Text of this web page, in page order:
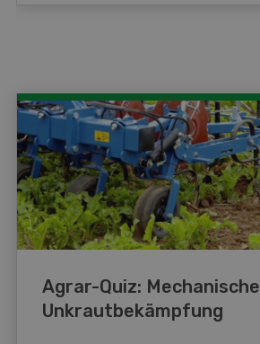
Agrar-Quiz: Mechanische
Unkrautbekämpfung